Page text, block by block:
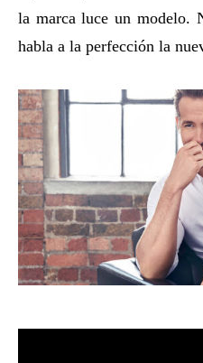
la marca luce un modelo.
habla a la perfección la